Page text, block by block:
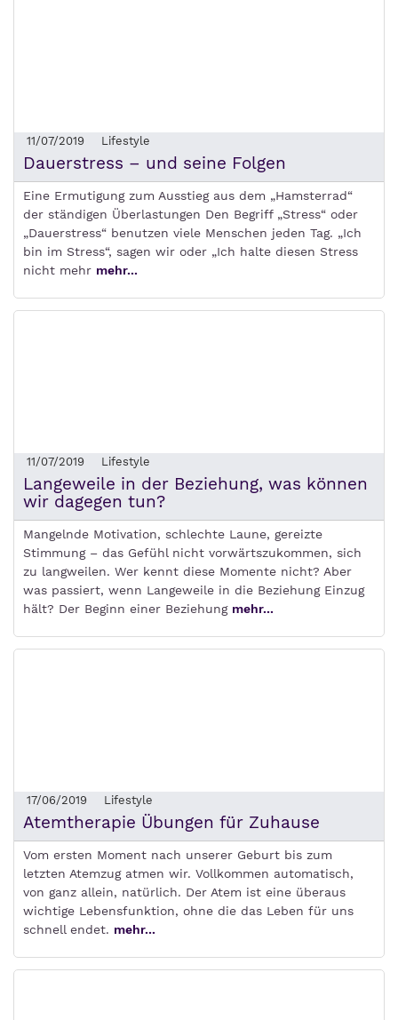
11/07/2019 Lifestyle
Dauerstress – und seine Folgen
Eine Ermutigung zum Ausstieg aus dem „Hamsterrad“
der ständigen Überlastungen Den Begriff „Stress“ oder
„Dauerstress“ benutzen viele Menschen jeden Tag. „Ich
bin im Stress“, sagen wir oder „Ich halte diesen Stress
nicht mehr mehr...
11/07/2019 Lifestyle
Langeweile in der Beziehung, was können
wir dagegen tun?
Mangelnde Motivation, schlechte Laune, gereizte
Stimmung – das Gefühl nicht vorwärtszukommen, sich
zu langweilen. Wer kennt diese Momente nicht? Aber
was passiert, wenn Langeweile in die Beziehung Einzug
hält? Der Beginn einer Beziehung mehr...
17/06/2019 Lifestyle
Atemtherapie Übungen für Zuhause
Vom ersten Moment nach unserer Geburt bis zum
letzten Atemzug atmen wir. Vollkommen automatisch,
von ganz allein, natürlich. Der Atem ist eine überaus
wichtige Lebensfunktion, ohne die das Leben für uns
schnell endet. mehr...